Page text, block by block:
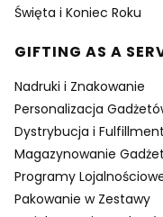
Święta i Koniec Roku
GIFTING AS A
Nadruki i Znakowanie
Personalizacja
Dystrybucja i Fulfillment
Magazynowanie
Programy
Pakowanie w Zestawy